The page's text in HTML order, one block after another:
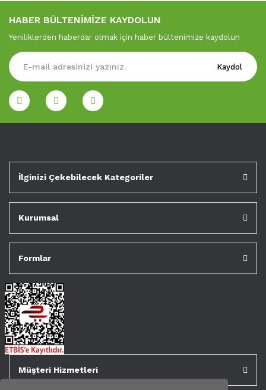
HABER BÜLTENİMİZE KAYDOLUN
Yeniliklerden haberdar olmak için haber bültenimize kaydolun
Kaydol
İlginizi Çekebilecek Kategoriler
Kurumsal
Formlar
Müşteri Hizmetleri